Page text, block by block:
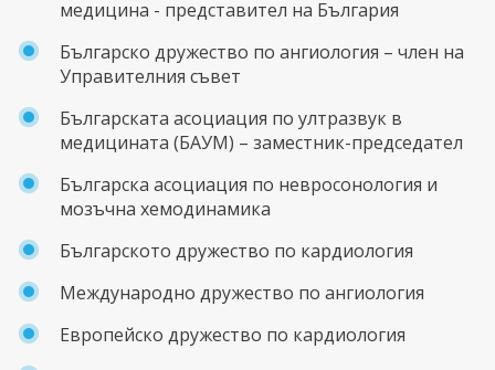
медицина - представител на България
Българско дружество по ангиология – член на
Управителния съвет
Българската асоциация по ултразвук в
медицината (БАУМ) – заместник-председател
Българска асоциация по невросонология и
мозъчна хемодинамика
Българското дружество по кардиология
Международно дружество по ангиология
Европейско дружество по кардиология